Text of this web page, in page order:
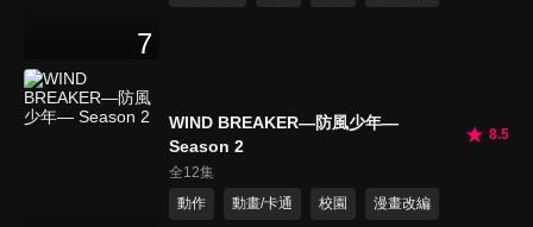
7
WIND BREAKER—防風少年—
Season 2
8.5
全12集
動作
動畫/卡通 校園 漫畫改編